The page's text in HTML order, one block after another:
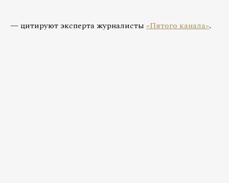
— цитируют эксперта журналисты «Пятого канала».